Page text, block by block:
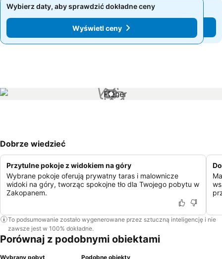
Wybierz daty, aby sprawdzić dokładne ceny
Wyświetl ceny
Wybierz daty, aby sprawdzić dokładne ceny
Wyświetl ceny
1 / 1
Dobrze wiedzieć
Przytulne pokoje z widokiem na góry
Wybrane pokoje oferują prywatny taras i malownicze
widoki na góry, tworząc spokojne tło dla Twojego pobytu w
Zakopanem.
To podsumowanie zostało wygenerowane przez sztuczną inteligencję i nie
zawsze jest w 100% dokładne.
Porównaj z podobnymi obiektami
Wybrany pobyt Podobne obiekty